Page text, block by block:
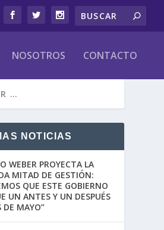
NOSOTROS CONTACTO
NOTICIAS
WEBER PROYECTA LA
MITAD DE GESTIÓN:
QUE ESTE GOBIERNO
UN ANTES Y UN DESPUÉS
DE MAYO”